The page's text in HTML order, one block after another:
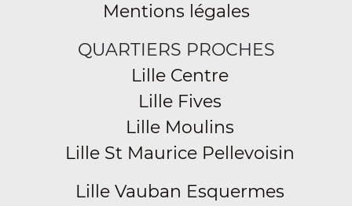
Mentions légales
QUARTIERS PROCHES
Lille Centre
Lille Fives
Lille Moulins
Lille St Maurice Pellevoisin
Lille Vauban Esquermes